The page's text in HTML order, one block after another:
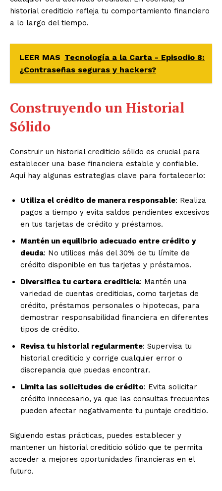
historial crediticio refleja tu comportamiento financiero
a lo largo del tiempo.
LEER MAS Tecnología a la Carta - Episodio 8:
¿Contraseñas seguras y hackers?
Construyendo un Historial
Sólido
Construir un historial crediticio sólido es crucial para
establecer una base financiera estable y confiable.
Aquí hay algunas estrategias clave para fortalecerlo:
Utiliza el crédito de manera responsable: Realiza
pagos a tiempo y evita saldos pendientes excesivos
en tus tarjetas de crédito y préstamos.
Mantén un equilibrio adecuado entre crédito y
deuda: No utilices más del 30% de tu límite de
crédito disponible en tus tarjetas y préstamos.
Diversifica tu cartera crediticia: Mantén una
variedad de cuentas crediticias, como tarjetas de
crédito, préstamos personales o hipotecas, para
demostrar responsabilidad financiera en diferentes
tipos de crédito.
Revisa tu historial regularmente: Supervisa tu
historial crediticio y corrige cualquier error o
discrepancia que puedas encontrar.
Limita las solicitudes de crédito: Evita solicitar
crédito innecesario, ya que las consultas frecuentes
pueden afectar negativamente tu puntaje crediticio.
Siguiendo estas prácticas, puedes establecer y
mantener un historial crediticio sólido que te permita
acceder a mejores oportunidades financieras en el
futuro.